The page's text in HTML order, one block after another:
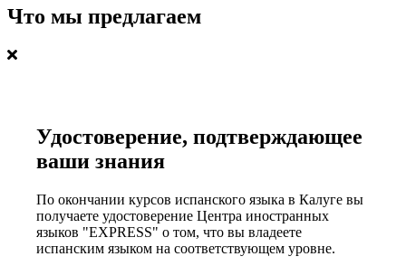
Что мы предлагаем
Удостоверение, подтверждающее
ваши знания
По окончании курсов испанского языка в Калуге вы
получаете удостоверение Центра иностранных
языков "EXPRESS" о том, что вы владеете
испанским языком на соответствующем уровне.